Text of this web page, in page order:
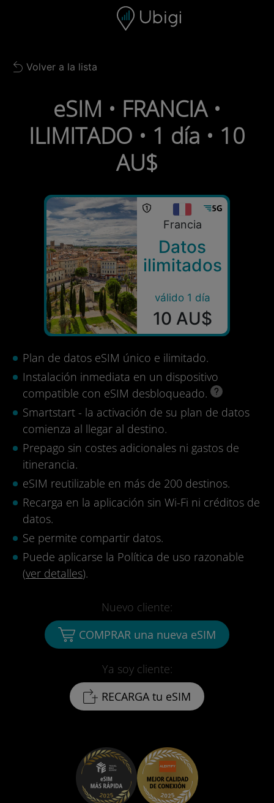
Barra de navegación
Back to list
Volver a la lista
eSIM • FRANCIA •
ILIMITADO • 1 día • 10
AU$
Francia
Datos
ilimitados
válido 1 día
10 AU$
Plan de datos eSIM único e ilimitado.
Instalación inmediata en un dispositivo
compatible con eSIM desbloqueado.
Smartstart - la activación de su plan de datos
comienza al llegar al destino.
Prepago sin costes adicionales ni gastos de
itinerancia.
eSIM reutilizable en más de 200 destinos.
Recarga en la aplicación sin Wi-Fi ni créditos de
datos.
Se permite compartir datos.
Puede aplicarse la Política de uso razonable
(ver detalles).
Ya soy cliente:
RECARGA tu eSIM
Nuevo cliente:
COMPRAR una nueva eSIM